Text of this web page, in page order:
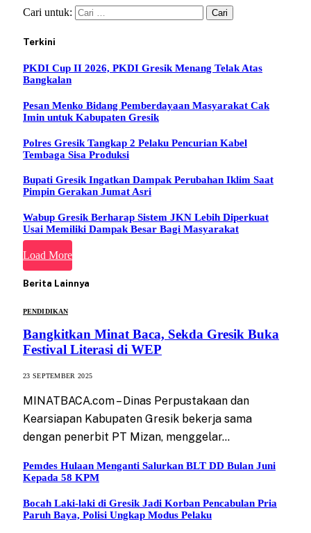
Cari untuk:
Terkini
PKDI Cup II 2026, PKDI Gresik Menang Telak Atas
Bangkalan
Pesan Menko Bidang Pemberdayaan Masyarakat Cak
Imin untuk Kabupaten Gresik
Polres Gresik Tangkap 2 Pelaku Pencurian Kabel
Tembaga Sisa Produksi
Bupati Gresik Ingatkan Dampak Perubahan Iklim Saat
Pimpin Gerakan Jumat Asri
Wabup Gresik Berharap Sistem JKN Lebih Diperkuat
Usai Memiliki Dampak Besar Bagi Masyarakat
Load More
Berita Lainnya
PENDIDIKAN
Bangkitkan Minat Baca, Sekda Gresik Buka
Festival Literasi di WEP
23 SEPTEMBER 2025
MINATBACA.com – Dinas Perpustakaan dan
Kearsiapan Kabupaten Gresik bekerja sama
dengan penerbit PT Mizan, menggelar…
Pemdes Hulaan Menganti Salurkan BLT DD Bulan Juni
Kepada 58 KPM
Bocah Laki-laki di Gresik Jadi Korban Pencabulan Pria
Paruh Baya, Polisi Ungkap Modus Pelaku